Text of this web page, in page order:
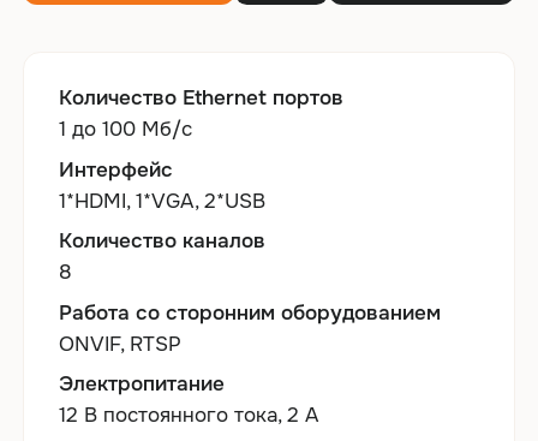
Количество Ethernet портов
1 до 100 Мб/с
Интерфейс
1*HDMI, 1*VGA, 2*USB
Количество каналов
8
Работа со сторонним оборудованием
ONVIF, RTSP
Электропитание
12 В постоянного тока, 2 А